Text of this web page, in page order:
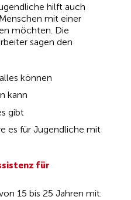
hilft auch
mit einer
möchten. Die
sagen den
können
kann
gibt
es für Jugendliche mit
für
15 bis 25 Jahren mit: